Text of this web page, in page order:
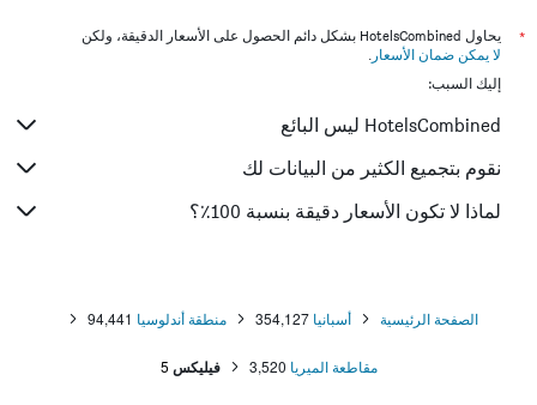
*
يحاول HotelsCombined بشكل دائم الحصول على الأسعار الدقيقة، ولكن
لا يمكن ضمان الأسعار .
إليك السبب:
HotelsCombined ليس البائع
نقوم بتجميع الكثير من البيانات لك
لماذا لا تكون الأسعار دقيقة بنسبة 100٪؟
الصفحة الرئيسية أسبانيا 354,127 منطقة أندلوسيا 94,441
مقاطعة الميريا 3,520 فيليكس 5